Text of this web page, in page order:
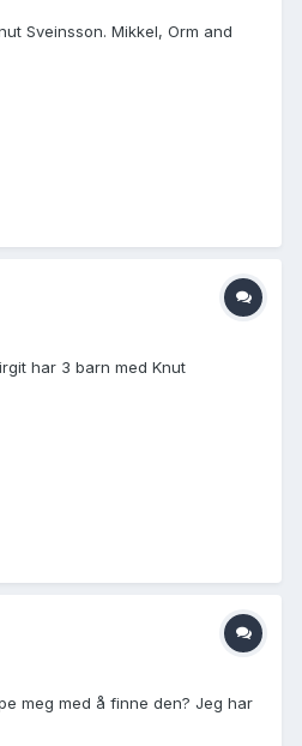
Sveinsson. Mikkel, Orm and
har 3 barn med Knut
meg med å finne den? Jeg har